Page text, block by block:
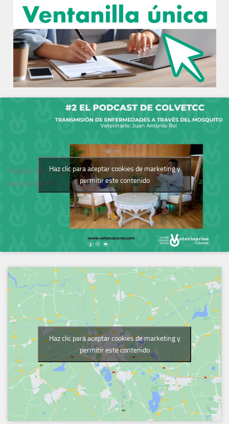
Podcast del Colegio
de Veterinarios
Haz clic para aceptar cookies de marketing y
permitir este contenido
Haz clic para aceptar cookies de marketing y
permitir este contenido